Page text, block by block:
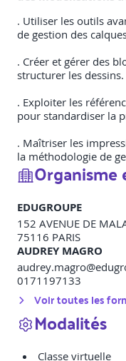
. Utiliser les outils
de gestion des
. Créer et gérer des
structurer les dessins.
. Exploiter les
pour standardiser la
. Maîtriser les
la méthodologie de
EDUGROUPE
152 AVENUE DE
75116 PARIS
AUDREY MAGRO
0171197133
Voir toutes les
Modalités
Classe virtuelle